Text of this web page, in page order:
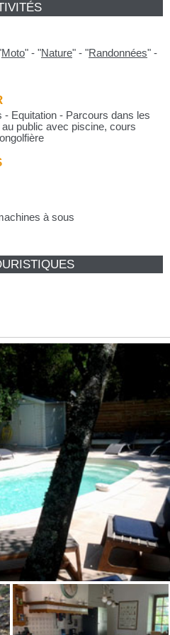
Moto" - "Nature" - "Randonnées" -
- Equitation - Parcours dans les
public avec piscine, cours
à sous